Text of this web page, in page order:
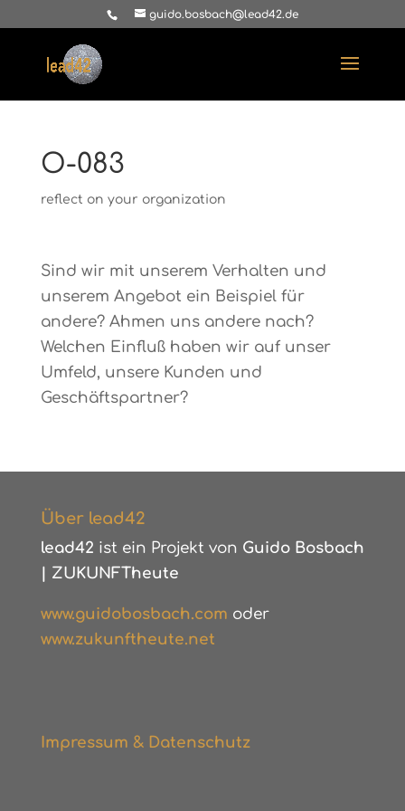
guido.bosbach@lead42.de
O-083
reflect on your organization
Sind wir mit unserem Verhalten und
unserem Angebot ein Beispiel für
andere? Ahmen uns andere nach?
Welchen Einfluß haben wir auf unser
Umfeld, unsere Kunden und
Geschäftspartner?
Über lead42
lead42 ist ein Projekt von Guido Bosbach
ZUKUNFTheute
www.guidobosbach.com oder
www.zukunftheute.net
Impressum & Datenschutz